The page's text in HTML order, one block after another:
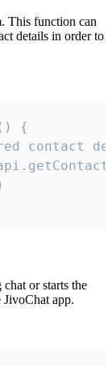
This function can
details in order to
{
contact
or starts the
app.